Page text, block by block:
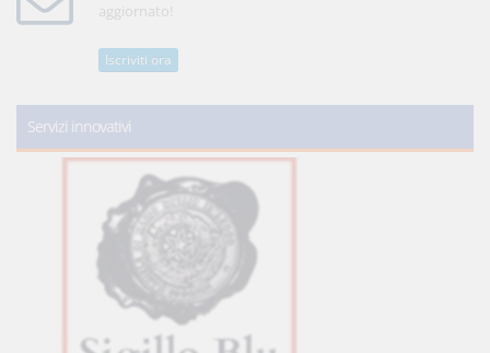
aggiornato!
Iscriviti ora
Servizi innovativi